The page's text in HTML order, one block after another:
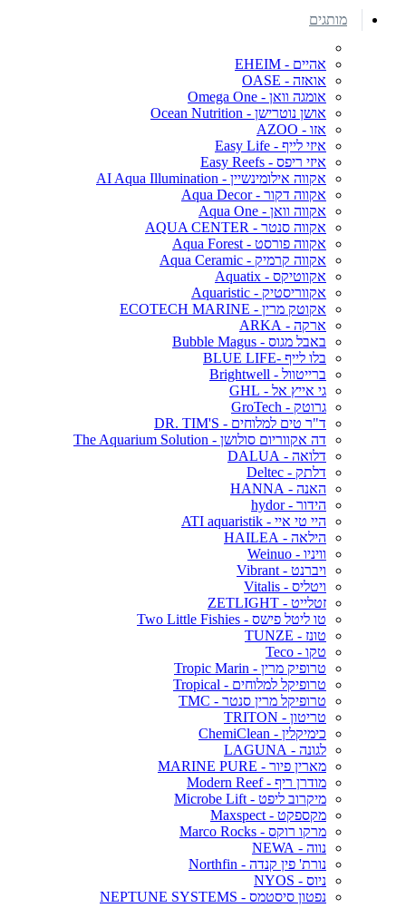
מותגים
אהיים - EHEIM
אואזה - OASE
אומגה וואן - Omega One
אושן נוטרישן - Ocean Nutrition
אזו - AZOO
איזי לייף - Easy Life
איזי ריפס - Easy Reefs
אקווה אילומינשיין - AI Aqua Illumination
אקווה דקור - Aqua Decor
אקווה וואן - Aqua One
אקווה סנטר - AQUA CENTER
אקווה פורסט - Aqua Forest
אקווה קרמיק - Aqua Ceramic
אקווטיקס - Aquatix
אקווריסטיק - Aquaristic
אקוטק מרין - ECOTECH MARINE
ארקה - ARKA
באבל מגוס - Bubble Magus
בלו לייף -BLUE LIFE
ברייטוול - Brightwell
גי אייץ אל - GHL
גרוטק - GroTech
ד"ר טים למלוחים - DR. TIM'S
דה אקווריום סולושן - The Aquarium Solution
דלואה - DALUA
דלתק - Deltec
האנה - HANNA
הידור - hydor
היי טי איי - ATI aquaristik
הילאה - HAILEA
וויניו - Weinuo
ויברנט - Vibrant
ויטליס - Vitalis
זטלייט - ZETLIGHT
טו ליטל פישס - Two Little Fishies
טונז - TUNZE
טקו - Teco
טרופיק מרין - Tropic Marin
טרופיקל למלוחים - Tropical
טרופיקל מרין סנטר - TMC
טריטון - TRITON
כימיקלין - ChemiClean
לגונה - LAGUNA
מארין פיור - MARINE PURE
מודרן ריף - Modern Reef
מיקרוב ליפט - Microbe Lift
מקספקט - Maxspect
מרקו רוקס - Marco Rocks
נווה - NEWA
נורת' פין קנדה - Northfin
ניוס - NYOS
נפטון סיסטמס - NEPTUNE SYSTEMS